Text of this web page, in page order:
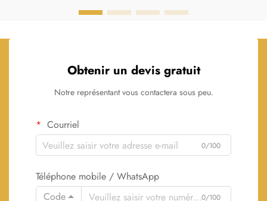
Obtenir un devis gratuit
Notre représentant vous contactera sous peu.
Courriel
0/100
Téléphone mobile / WhatsApp
Code
0/100